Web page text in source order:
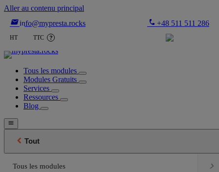
Aller au contenu principal
info@mypresta.rocks phone +48 511 511 286
HT TTC ?
Tous les modules
Modules Gratuits
Services
Ressources
Blog

 Tout
Tous les modules 